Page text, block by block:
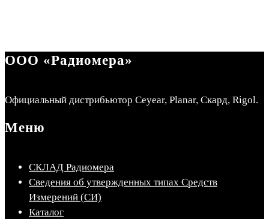
ООО «Радиомера»
Официальный дистрибьютор Ceyear, Planar, Скард, Rigol.
Меню
СКЛАД Радиомера
Сведения об утвержденных типах Средств
Измерений (СИ)
Каталог